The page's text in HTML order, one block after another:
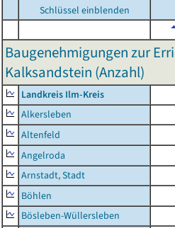
Schlüssel einblenden
Baugenehmigungen zur
Kalksandstein (Anzahl)
Landkreis Ilm-Kreis
Alkersleben
Altenfeld
Angelroda
Arnstadt, Stadt
Böhlen
Bösleben-Wüllersleben